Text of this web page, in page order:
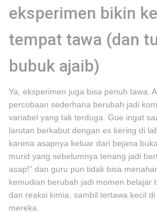
eksperimen bikin
tempat tawa (dan
bubuk ajaib)
Ya, eksperimen juga bisa penuh tawa.
percobaan sederhana berubah jadi
variabel yang tak terduga. Gue ingat
larutan berkabut dengan es kering di
karena asapnya keluar dari bejana
murid yang sebelumnya tenang jadi
asap!” dan guru pun tidak bisa
kemudian berubah jadi momen belajar
dan reaksi kimia, sambil tertawa kecil
mereka.